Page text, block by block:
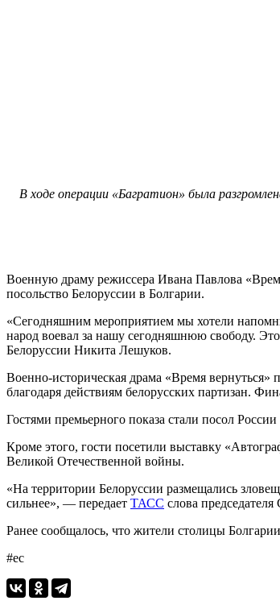
В ходе операции «Багратион» была
Военную драму режиссера Ивана Павлова
посольство Белоруссии в Болгарии.
«Сегодняшним мероприятием мы хотели
народ воевал за нашу сегодняшнюю свободу.
Белоруссии Никита Лешуков.
Военно-историческая драма «Время вернуться»
благодаря действиям белорусских партизан.
Гостями премьерного показа стали посол
Кроме этого, гости посетили выставку
Великой Отечественной войны.
«На территории Белоруссии размещались
сильнее», — передает ТАСС слова
Ранее сообщалось, что жители столицы Болгарии
#ес